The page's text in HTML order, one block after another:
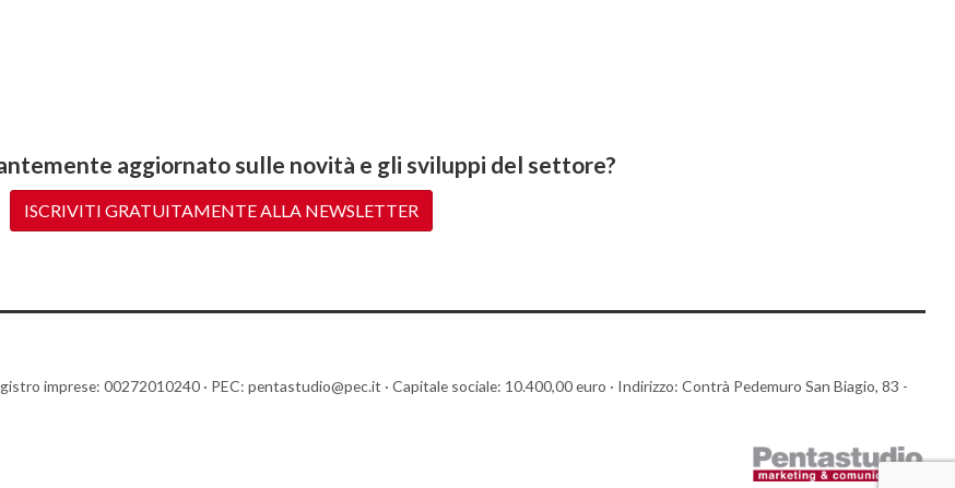
aggiornato sulle novità e gli sviluppi del settore?
ISCRIVITI GRATUITAMENTE ALLA NEWSLETTER
imprese: 00272010240 · PEC: pentastudio@pec.it · Capitale sociale: 10.400,00 euro · Indirizzo: Contrà Pedemuro San Biagio, 83 -